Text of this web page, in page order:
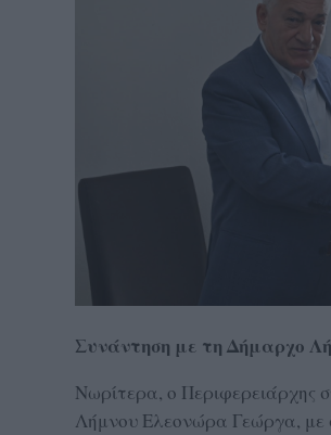
Συνάντηση με τη Δήμαρχο
Νωρίτερα, ο Περιφερειάρχης
Λήμνου Ελεονώρα Γεώργα, με